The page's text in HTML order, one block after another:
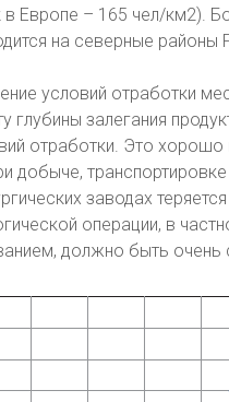
в Европе – 165 чел/км2).
на северные
условий отработки
глубины залегания
отработки. Это
добыче,
заводах
операции, в
должно быть очень